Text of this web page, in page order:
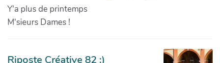
Y'a plus de printemps
M'sieurs Dames !
Riposte Créative 82 :)